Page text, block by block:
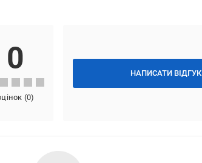
НАПИСАТИ ВІДГУК
0
(0)